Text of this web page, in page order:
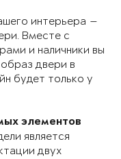
интерьера —
Вместе с
и наличники вы
двери в
будет только у
элементов
является
двух